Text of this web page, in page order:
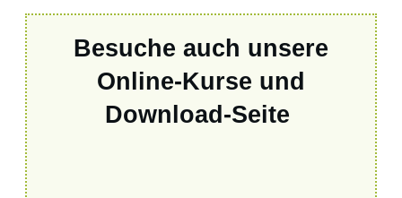
Besuche auch unsere
Online-Kurse und
Download-Seite